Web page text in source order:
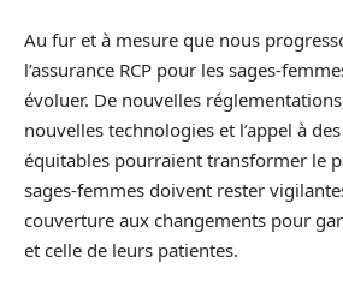
Au fur et à mesure que nous
l’assurance RCP pour les sages-
évoluer. De nouvelles
nouvelles technologies et l’appel à
équitables pourraient transformer le
sages-femmes doivent rester
couverture aux changements pour
et celle de leurs patientes.